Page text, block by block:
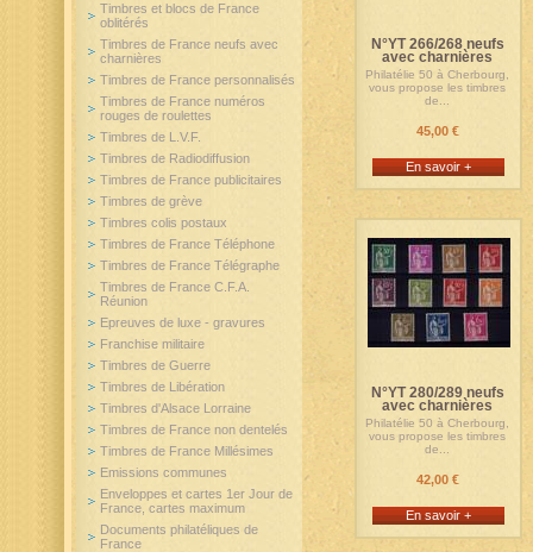
N°YT 266/268 neufs
avec charnières
Philatélie 50 à Cherbourg,
vous propose les timbres
de...
45,00 €
En savoir +
N°YT 280/289 neufs
avec charnières
Philatélie 50 à Cherbourg,
vous propose les timbres
de...
42,00 €
En savoir +
Timbres et blocs de France
oblitérés
Timbres de France neufs avec
charnières
Timbres de France personnalisés
Timbres de France numéros
rouges de roulettes
Timbres de L.V.F.
Timbres de Radiodiffusion
Timbres de France publicitaires
Timbres de grève
Timbres colis postaux
Timbres de France Téléphone
Timbres de France Télégraphe
Timbres de France C.F.A.
Réunion
Epreuves de luxe - gravures
Franchise militaire
Timbres de Guerre
Timbres de Libération
Timbres d'Alsace Lorraine
Timbres de France non dentelés
Timbres de France Millésimes
Emissions communes
Enveloppes et cartes 1er Jour de
France, cartes maximum
Documents philatéliques de
France